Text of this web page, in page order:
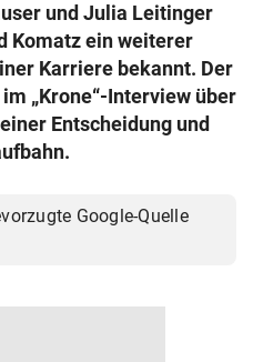
und Julia Leitinger
Komatz ein weiterer
Karriere bekannt. Der
„Krone“-Interview über
Entscheidung und
Google-Quelle